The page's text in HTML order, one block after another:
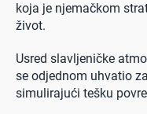
koja je njemačkom
život.
Usred slavljeničke
se odjednom uhvatio
simulirajući tešku